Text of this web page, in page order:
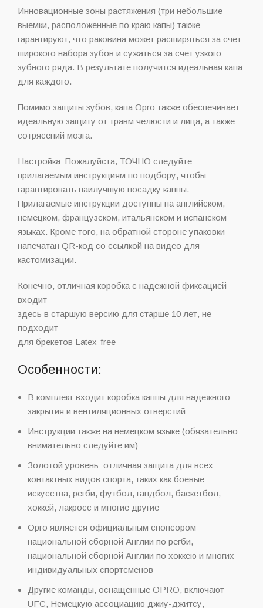
Инновационные зоны растяжения (три небольшие
выемки, расположенные по краю капы) также
гарантируют, что раковина может расширяться за счет
широкого набора зубов и сужаться за счет узкого
зубного ряда. В результате получится идеальная капа
для каждого.
Помимо защиты зубов, капа Opro также обеспечивает
идеальную защиту от травм челюсти и лица, а также
сотрясений мозга.
Настройка: Пожалуйста, ТОЧНО следуйте
прилагаемым инструкциям по подбору, чтобы
гарантировать наилучшую посадку каппы.
Прилагаемые инструкции доступны на английском,
немецком, французском, итальянском и испанском
языках. Кроме того, на обратной стороне упаковки
напечатан QR-код со ссылкой на видео для
кастомизации.
Конечно, отличная коробка с надежной фиксацией
входит
здесь в старшую версию для старше 10 лет, не
подходит
для брекетов Latex-free
Особенности:
В комплект входит коробка каппы для надежного
закрытия и вентиляционных отверстий
Инструкции также на немецком языке (обязательно
внимательно следуйте им)
Золотой уровень: отличная защита для всех
контактных видов спорта, таких как боевые
искусства, регби, футбол, гандбол, баскетбол,
хоккей, лакросс и многие другие
Opro является официальным спонсором
национальной сборной Англии по регби,
национальной сборной Англии по хоккею и многих
индивидуальных спортсменов
Другие команды, оснащенные OPRO, включают
UFC, Немецкую ассоциацию джиу-джитсу,